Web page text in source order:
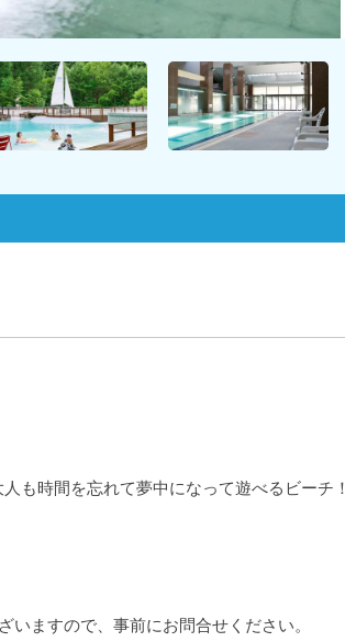
も時間を忘れて夢中になって遊べるビーチ！
ますので、事前にお問合せください。